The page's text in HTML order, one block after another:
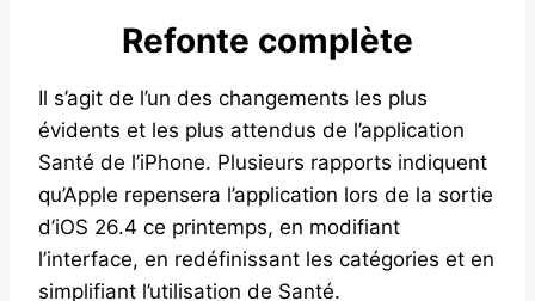
Refonte complète
Il s’agit de l’un des changements les plus
évidents et les plus attendus de l’application
Santé de l’iPhone. Plusieurs rapports indiquent
qu’Apple repensera l’application lors de la sortie
d’iOS 26.4 ce printemps, en modifiant
l’interface, en redéfinissant les catégories et en
simplifiant l’utilisation de Santé.